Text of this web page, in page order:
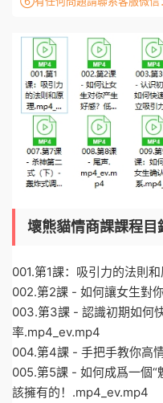
壞熊貓情商課課程目
001.第1課：吸引力的法則
002.第2課 - 如何讓女生對
003.第3課 - 認識初期如何
率.mp4_ev.mp4
004.第4課 - 手把手教你高
005.第5課 - 如何成爲一個“
該擁有的！.mp4_ev.mp4